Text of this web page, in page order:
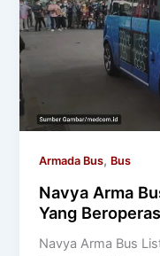
Armada Bus, Bus
Navya Arma
Yang
Navya Arma Bus